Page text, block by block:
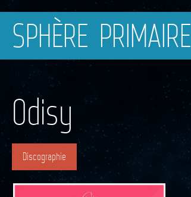
SPHÈRE PRIMAIRE
Odisy
Discographie